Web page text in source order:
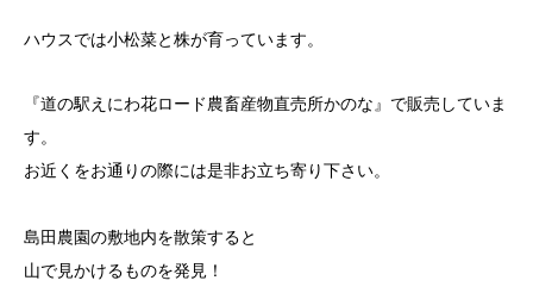
ハウスでは小松菜と株が育っています。
『道の駅えにわ花ロード農畜産物直売所かのな』で販売していま
す。
お近くをお通りの際には是非お立ち寄り下さい。
島田農園の敷地内を散策すると
山で見かけるものを発見！